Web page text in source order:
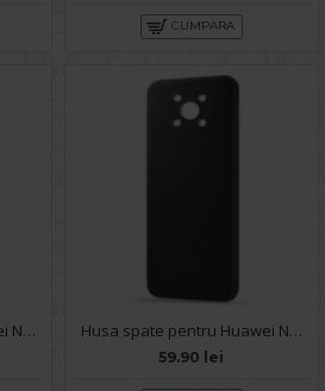
CUMPARA
Husa spate pentru Huawei Nova Y90 - Protect+ Husa spate pentru Huawei Nova Y90 - Silicon Line Negru
59.90 lei